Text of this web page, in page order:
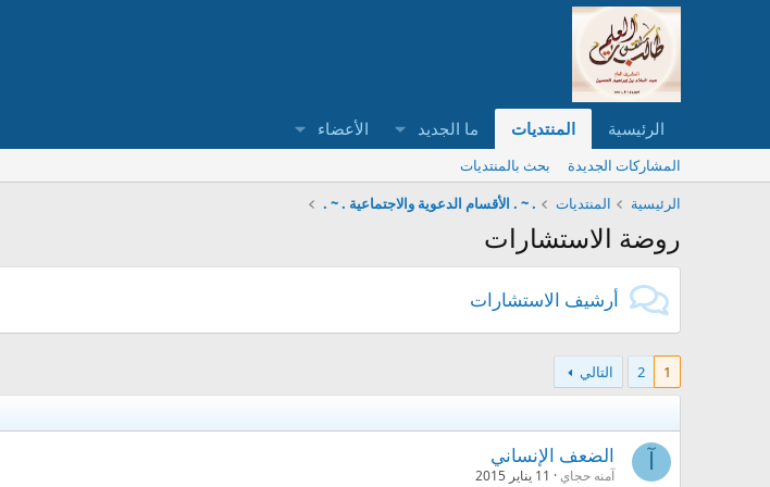
الرئيسية المنتديات ما الجديد الأعضاء
المشاركات الجديدة
بحث بالمنتديات
الرئيسية
المنتديات . ~ . الأقسام الدعوية والاجتماعية . ~ .
روضة الاستشارات
أرشيف الاستشارات
1
2 التالي
آ الضعف الإنساني
آمنه حجاي 11 يناير 2015